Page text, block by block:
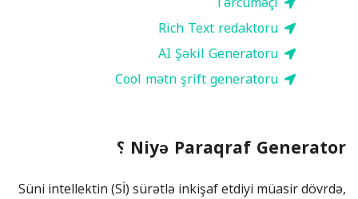
Rich Text redaktoru
AI Şəkil Generatoru
Cool mətn şrift generatoru
Niyə Paraqraf Generator ؟
Süni intellektin (Sİ) sürətlə inkişaf etdiyi müasir dövrdə,